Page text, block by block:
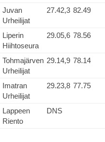
Juvan
Urheilijat
27.42,3 82.49
Liperin
Hiihtoseura
29.05,6 78.56
Tohmajärven
Urheilijat
29.14,9 78.14
Imatran
Urheilijat
29.23,8 77.75
Lappeen
Riento
DNS